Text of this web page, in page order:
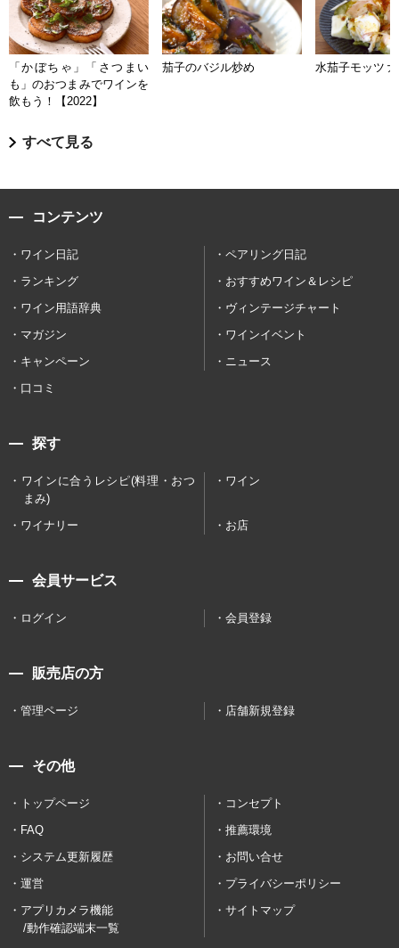
「かぼちゃ」「さつまい
も」のおつまみでワインを
飲もう！【2022】
茄子のバジル炒め 水茄子モッツァ
すべて見る
コンテンツ
ワイン日記
ペアリング日記
ランキング
おすすめワイン＆レシピ
ワイン用語辞典
ヴィンテージチャート
マガジン
ワインイベント
キャンペーン
ニュース
口コミ
探す
ワインに合うレシピ(料理・おつ
まみ)
ワイン
ワイナリー お店
会員サービス
ログイン 会員登録
販売店の方
管理ページ 店舗新規登録
その他
トップページ
コンセプト
FAQ
推薦環境
システム更新履歴
お問い合せ
運営
プライバシーポリシー
アプリカメラ機能
/動作確認端末一覧
サイトマップ